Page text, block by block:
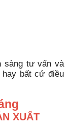
sàng tư vấn và
bất cứ điều
XUẤT